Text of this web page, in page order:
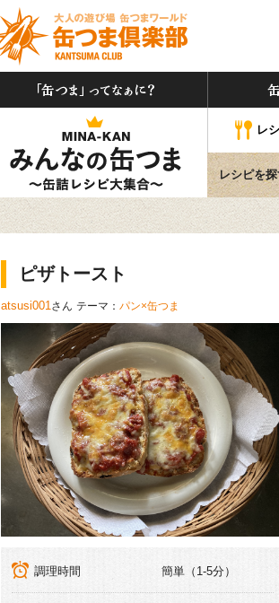
「缶つま」
みんなの缶つ
レ
レシピを
ピザトースト
atsusi001さん テーマ： パン×缶つま
調理時間 簡単（1-5分）